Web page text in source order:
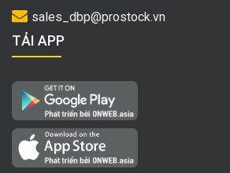
sales_dbp@prostock.vn
TẢI APP